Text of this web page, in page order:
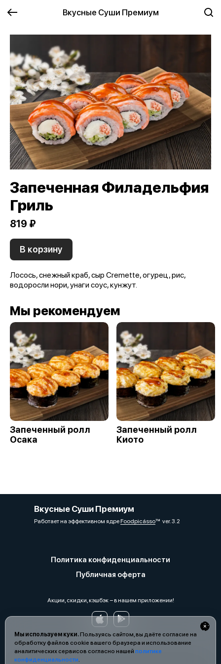
Вкусные Суши Премиум
Мы используем куки.Пользуясь сайтом, вы даёте согласие на
обработку файлов cookie вашего браузера и использование
аналитических сервисов согласно нашей политике
конфиденциальности.
Запеченная Филадельфия
Гриль
819 ₽
В корзину
Лосось, снежный краб, сыр Cremette, огурец, рис,
водоросли нори, унаги соус, кунжут.
Мы рекомендуем
Запеченный ролл
Осака
Запеченный ролл
Киото
Вкусные Суши Премиум
Работает на эффективном ядреFoodpicássover. 3.2
Политика конфиденциальности
Публичная оферта
Акции, скидки, кэшбэк − в нашем приложении!